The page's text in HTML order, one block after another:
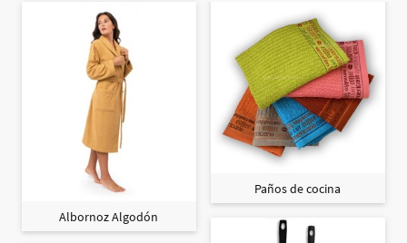
Albornoz Algodón
Paños de cocina